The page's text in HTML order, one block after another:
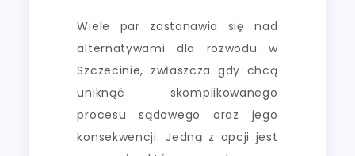
Wiele par zastanawia się nad
alternatywami dla rozwodu w
Szczecinie, zwłaszcza gdy chcą
uniknąć skomplikowanego
procesu sądowego oraz jego
konsekwencji. Jedną z opcji jest